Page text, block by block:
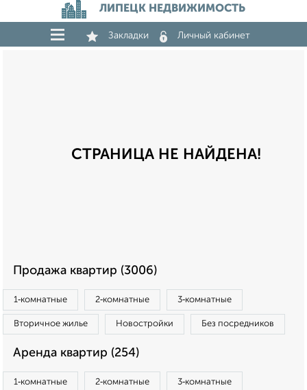
ЛИПЕЦК НЕДВИЖИМОСТЬ
Закладки Личный кабинет
СТРАНИЦА НЕ НАЙДЕНА!
Продажа квартир (3006)
1‑комнатные 2‑комнатные 3‑комнатные
Вторичное жилье Новостройки Без посредников
Аренда квартир (254)
1‑комнатные 2‑комнатные 3‑комнатные